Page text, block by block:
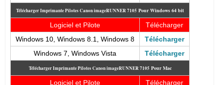
Télécharger Imprimante Pilotes Canon imageRUNNER 7105 PourWindows 64 bit
Logiciel et Pilote
Télécharger
Windows 10, Windows 8.1, Windows 8
Télécharger
Windows 7, Windows Vista
Télécharger
Télécharger Imprimante Pilotes Canon imageRUNNER 7105 Pour Mac
Logiciel et Pilote
Télécharger